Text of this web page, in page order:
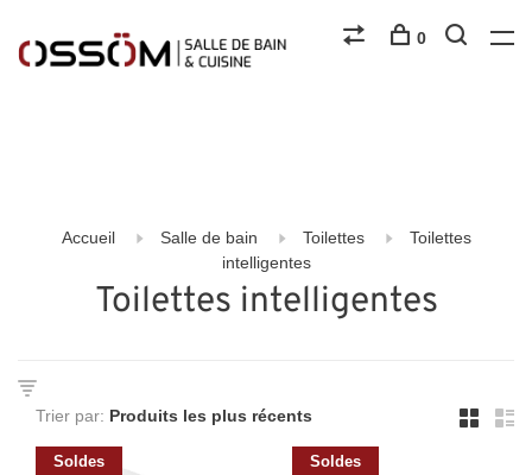
0
Accueil Salle de bain Toilettes
Toilettes
intelligentes
Toilettes intelligentes
Trier par:
Soldes Soldes